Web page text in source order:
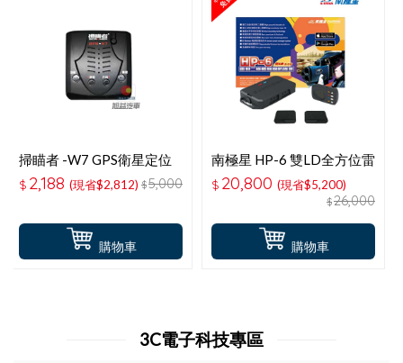
購物車
掃瞄者 -W7 GPS衛星定位
區間偵測固定點測速器
$ 2,188 (現省$2,812) $5,000
購物車
南極星 HP-6 雙LD全方位雷
射二極體無線防護罩
$ 20,800 (現省$5,200)
$26,000
3C電子科技專區